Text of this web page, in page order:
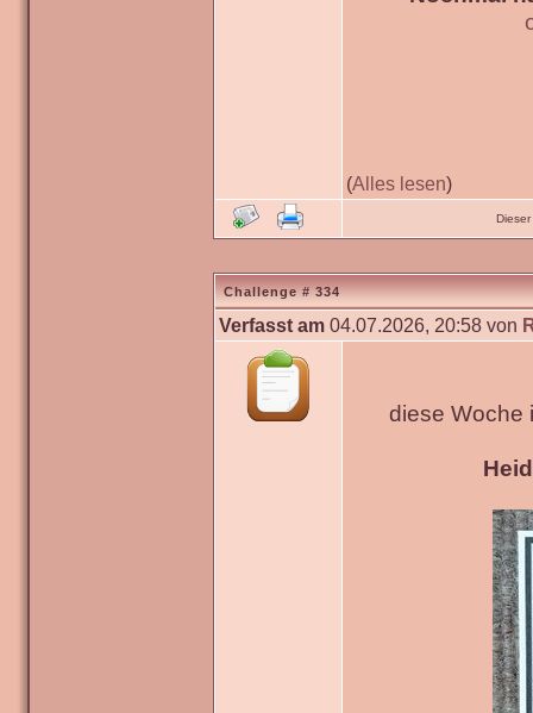
(Alles lesen)
Challenge # 334
Verfasst am 04.07.2026, 20:58 von
diese Woche